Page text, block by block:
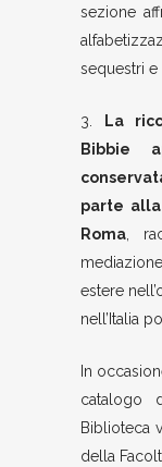
sezione
sequestri
3. La
Bibbie
parte alla
Roma,
estere
nell’Italia
In
catalogo
Biblioteca
della